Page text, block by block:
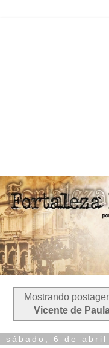
Mostrando
Vicente de
sábado, 6 de abril